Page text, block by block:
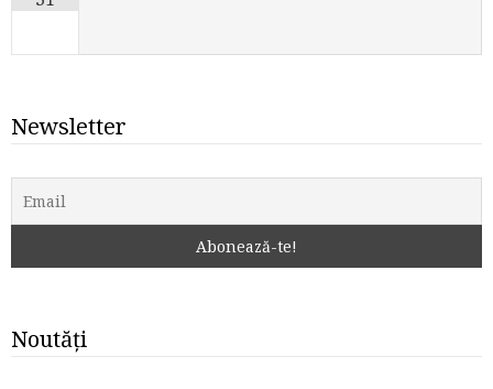
Newsletter
Noutăți